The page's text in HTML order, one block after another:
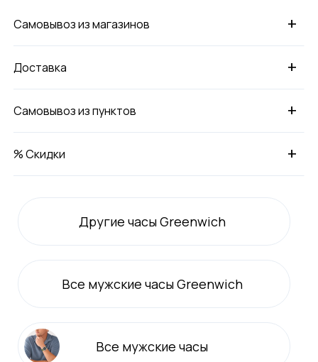
+
Самовывоз из магазинов
+
Доставка
+
Самовывоз из пунктов
+
% Скидки
Другие часы Greenwich
Все мужские часы Greenwich
Все мужские часы